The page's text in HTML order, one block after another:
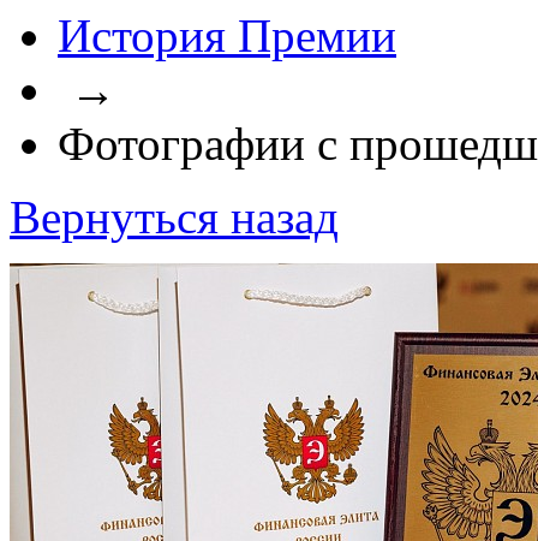
История Премии
→
Фотографии с
Вернуться назад